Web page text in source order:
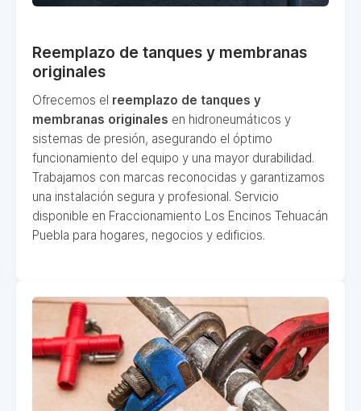
Reemplazo de tanques y membranas
originales
Ofrecemos el reemplazo de tanques y
membranas originales en hidroneumáticos y
sistemas de presión, asegurando el óptimo
funcionamiento del equipo y una mayor durabilidad.
Trabajamos con marcas reconocidas y garantizamos
una instalación segura y profesional. Servicio
disponible en Fraccionamiento Los Encinos Tehuacán
Puebla para hogares, negocios y edificios.